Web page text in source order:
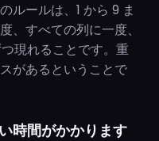
ルールは、1 から 9 ま
、すべての列に一度、
現れることです。重
があるということで
時間がかかります